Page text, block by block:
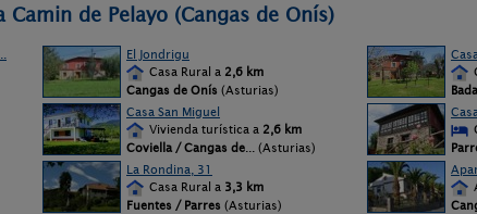
de Pelayo (Cangas de Onís)
El Jondrigu
Casa Rural a 2,6 km
Cangas de Onís (Asturias)
Casa San Miguel
Vivienda turística a 2,6 km
Coviella / Cangas de... (Asturias)
La Rondina, 31
Casa Rural a 3,3 km
Fuentes / Parres (Asturias)